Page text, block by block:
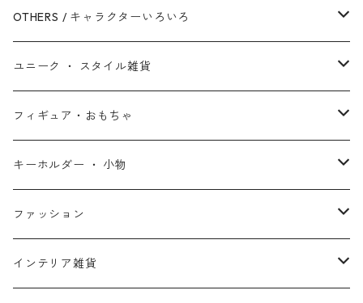
シークエル・トリロジー
アンソロジー・シリーズ
スターウォーズ・アニメ
スターウォーズ・コラボ
ブラックパンサー
キャプテン・マーベル
ドクター・ストレンジ
ガーディアンズ・オブ・ギャラクシー
アントマン
X-MEN
白雪姫
アラジン
塔の上のラプンツェル
アナと雪の女王
プリンセスと魔法のキス
ムーラン
ピクサー
ザ・フラッシュ
ワンダーウーマン
ジョーカー
ハーレイ・クイン
OTHERS / キャラクターいろいろ
ザ・マペッツ
ひつじのショーン
ピーナッツ / スヌーピー
ミッフィー
セサミストリート
ユニーク ・ スタイル雑貨
北欧・ヨーロッパ雑貨
アメリカン雑貨
ホームパーティー・バーベキュー雑貨
アクセサリー
フィギュア・おもちゃ
スタチュー ・ フィギュア
ぬいぐるみ ・ プラッシュドール
コインバンク ・ 貯金箱
キーホルダー ・ 小物
ステッカー ・ シール
ストラップ
ファッション
ウェア
インテリア雑貨